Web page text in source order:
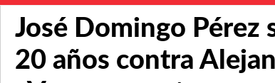
José Domingo Pérez
20 años contra